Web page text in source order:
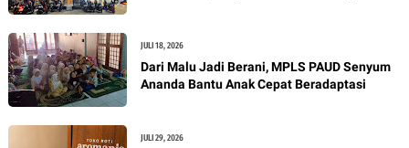
JULI 18, 2026
Dari Malu Jadi Berani, MPLS PAUD Senyum
Ananda Bantu Anak Cepat Beradaptasi
JULI 29, 2026